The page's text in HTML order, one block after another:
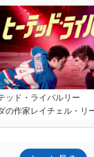
ッド・ライバルリー
の作家レイチェル・リ